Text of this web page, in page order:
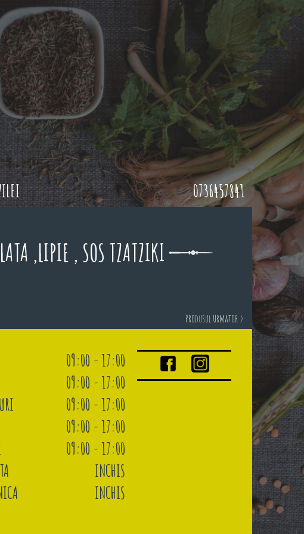
0736457841
,LIPIE , SOS TZATZIKI
Produsul Urmator >
09:00 - 17:00
09:00 - 17:00
09:00 - 17:00
09:00 - 17:00
09:00 - 17:00
INCHIS
INCHIS